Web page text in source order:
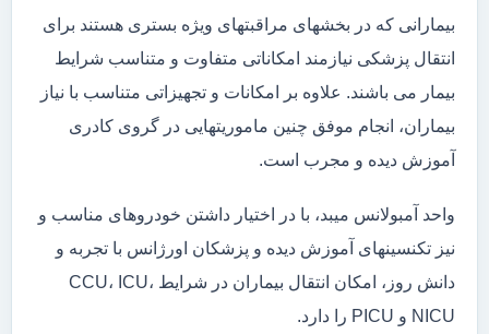
بیمارانی که در بخشهای مراقبتهای ویژه بستری هستند برای
انتقال پزشکی نیازمند امکاناتی متفاوت و متناسب شرایط
بیمار می باشند. علاوه بر امکانات و تجهیزاتی متناسب با نیاز
بیماران، انجام موفق چنین ماموریتهایی در گروی کادری
آموزش دیده و مجرب است.
واحد آمبولانس میبد، با در اختیار داشتن خودروهای مناسب و
نیز تکنسینهای آموزش دیده و پزشکان اورژانس با تجربه و
دانش روز، امکان انتقال بیماران در شرایط CCU، ICU،
NICU و PICU را دارد.